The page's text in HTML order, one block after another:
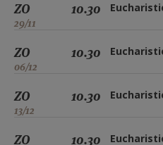
ZO
29/11
10.30
ZO
06/12
10.30
ZO
13/12
10.30
ZO 10.30